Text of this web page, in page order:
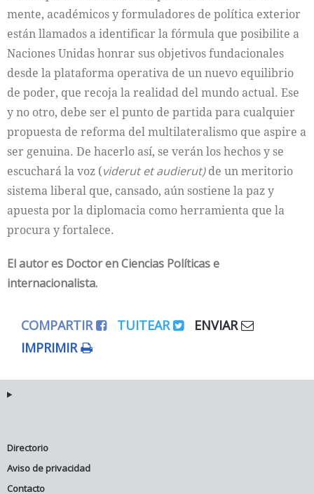
mente, académicos y formuladores de política exterior
están llamados a identificar la fórmula que posibilite a
Naciones Unidas honrar sus objetivos fundacionales
desde la plataforma operativa de un nuevo equilibrio
de poder, que recoja la realidad del mundo actual. Ese
y no otro, debe ser el punto de partida para cualquier
propuesta de reforma del multilateralismo que aspire a
ser genuina. De hacerlo así, se verán los hechos y se
escuchará la voz (viderut et audierut)de un meritorio
sistema liberal que, cansado, aún sostiene la paz y
apuesta por la diplomacia como herramienta que la
procura y fortalece.
El autor es Doctor en Ciencias Políticas e
internacionalista.
COMPARTIR TUITEAR
ENVIAR
IMPRIMIR
Directorio
Aviso de privacidad
Contacto